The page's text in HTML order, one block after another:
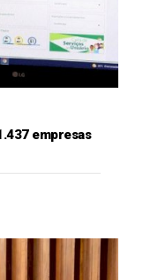
empresas